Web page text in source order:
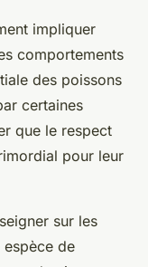
impliquer
comportements
des poissons
certaines
que le respect
pour leur
sur les
espèce de